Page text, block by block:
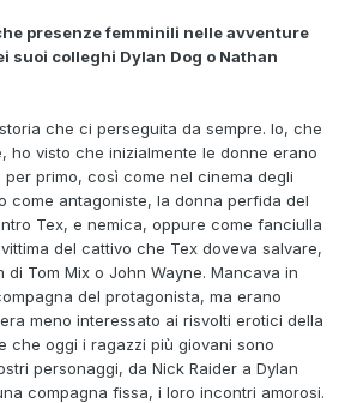
presenze femminili nelle avventure
suoi colleghi Dylan Dog o Nathan
che ci perseguita da sempre. Io, che
ho visto che inizialmente le donne erano
primo, così come nel cinema degli
come antagoniste, la donna perfida del
Tex, e nemica, oppure come fanciulla
del cattivo che Tex doveva salvare,
Tom Mix o John Wayne. Mancava in
del protagonista, ma erano
meno interessato ai risvolti erotici della
che oggi i ragazzi più giovani sono
personaggi, da Nick Raider a Dylan
compagna fissa, i loro incontri amorosi.